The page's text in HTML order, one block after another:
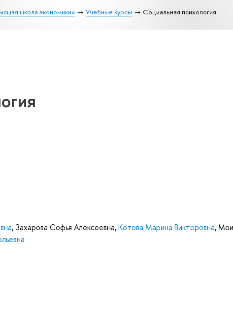
школа экономики» Учебные курсы Социальная психология
, Захарова Софья Алексеевна,Котова Марина Викторовна,